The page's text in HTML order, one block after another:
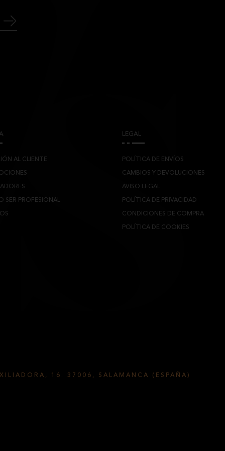
AL CLIENTE
SER PROFESIONAL
LEGAL
POLÍTICA DE ENVÍOS
CAMBIOS Y DEVOLUCIONES
AVISO LEGAL
POLÍTICA DE PRIVACIDAD
CONDICIONES DE COMPRA
POLÍTICA DE COOKIES
16. 37006, SALAMANCA (ESPAÑA)